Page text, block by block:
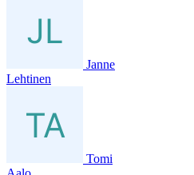
Janne
Lehtinen
Tomi